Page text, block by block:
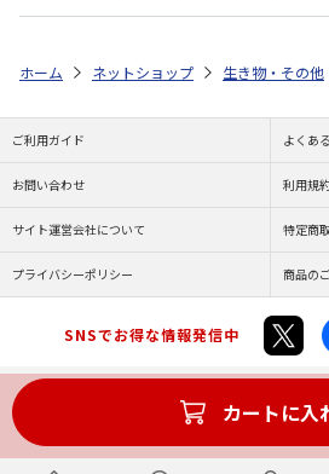
カートに入
ホーム ネットショップ 生き物・その他
ご利用ガイド よくあ
お問い合わせ 利用規
サイト運営会社について 特定商
プライバシーポリシー 商品の
SNSでお得な情報発信中